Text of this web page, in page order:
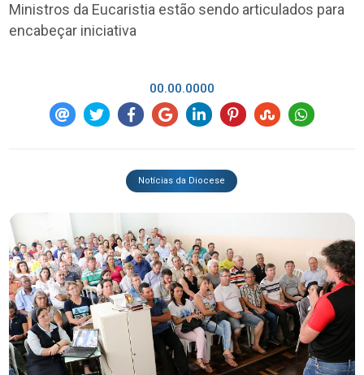
Ministros da Eucaristia estão sendo articulados para
encabeçar iniciativa
00.00.0000
Notícias da Diocese